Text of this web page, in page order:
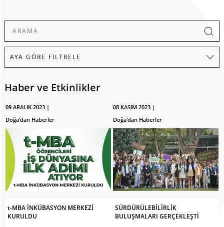
Haber ve Etkinlikler
09 ARALIK 2023 |
Doğa'dan Haberler
t-MBA İNKÜBASYON MERKEZİ
KURULDU
08 KASIM 2023 |
Doğa'dan Haberler
SÜRDÜRÜLEBİLİRLİK
BULUŞMALARI GERÇEKLEŞTİ